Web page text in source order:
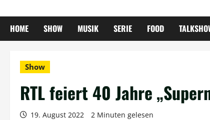
HOME SHOW MUSIK SERIE FOOD
Show
RTL feiert 40 Jahre
19. August 2022 2 Minuten gelesen